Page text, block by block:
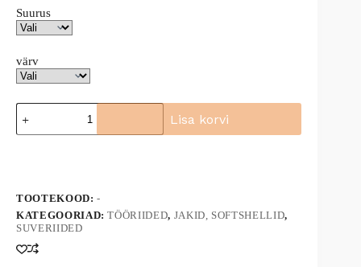
Suurus
värv
Tööjakk
3174
kogus
Lisa korvi
r
n
a
t
TOOTEKOOD:-
KATEGOORIAD:TÖÖRIIDED, JAKID, SOFTSHELLID,
SUVERIIDED